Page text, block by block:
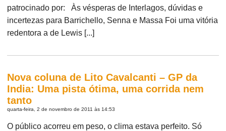
patrocinado por: Às vésperas de Interlagos, dúvidas e
incertezas para Barrichello, Senna e Massa Foi uma vitória
redentora a de Lewis [...]
Nova coluna de Lito Cavalcanti – GP da
India: Uma pista ótima, uma corrida nem
tanto
quarta-feira, 2 de novembro de 2011 às 14:53
O público acorreu em peso, o clima estava perfeito. Só